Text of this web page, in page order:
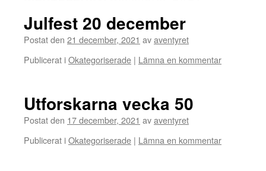
Julfest 20 december
Postat den 21 december, 2021 avaventyret
Publicerat iOkategoriserade | Lämna en kommentar
Utforskarna vecka 50
Postat den 17 december, 2021 avaventyret
Publicerat iOkategoriserade | Lämna en kommentar